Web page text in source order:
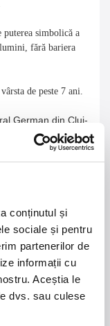
conținutul și
sociale și pentru
partenerilor de
informații cu
Aceștia le
dvs. sau culese
puterea simbolică a
fără bariera
de peste 7 ani.
German din Cluj-
Jay - La Dolce
Bucuresti
OF